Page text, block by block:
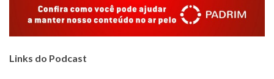
Links do Podcast